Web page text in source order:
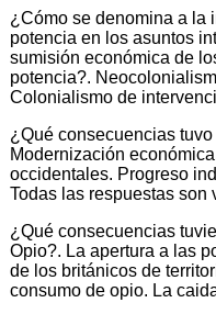
¿Cómo se denomina a la
potencia en los asuntos
sumisión económica de
potencia?.
Colonialismo de
¿Qué consecuencias
Modernización
occidentales. Progreso
Todas las respuestas son
¿Qué consecuencias
Opio?. La apertura a las
de los británicos de
consumo de opio. La